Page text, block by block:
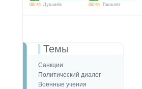
08:41 Душанбе
08:41 Ташкент
Темы
Санкции
Политический диалог
Военные учения